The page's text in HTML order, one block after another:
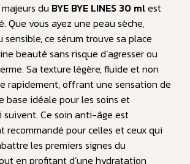
du BYE BYE LINES 30 mlest
Que vous ayez une peau sèche,
sensible, ce sérum trouve sa place
beauté sans risque d’agresser ou
Sa texture légère, fluide et non
rapidement, offrant une sensation de
base idéale pour les soins et
suivent. Ce soin anti-âge est
recommandé pour celles et ceux qui
les premiers signes du
en profitant d’une hydratation